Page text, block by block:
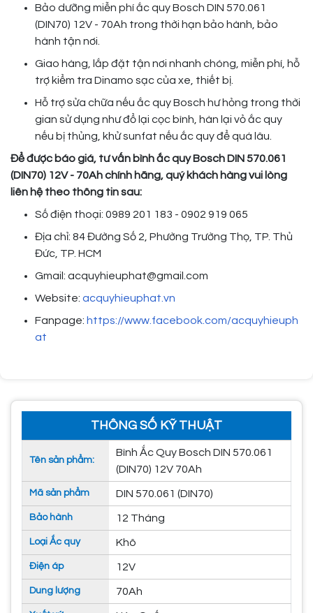
Bảo dưỡng miễn phí ắc quy Bosch DIN 570.061
(DIN70) 12V - 70Ah trong thời hạn bảo hành, bảo
hành tận nơi.
Giao hàng, lắp đặt tận nơi nhanh chóng, miễn phí, hỗ
trợ kiểm tra Dinamo sạc của xe, thiết bị.
Hỗ trợ sửa chữa nếu ắc quy Bosch hư hỏng trong thời
gian sử dụng như đổ lại cọc bình, hàn lại vỏ ắc quy
nếu bị thủng, khử sunfat nếu ắc quy để quá lâu.
Để được báo giá, tư vấn bình ắc quy Bosch DIN 570.061
(DIN70) 12V - 70Ah chính hãng, quý khách hàng vui lòng
liên hệ theo thông tin sau:
Số điện thoại: 0989 201 183 - 0902 919 065
Địa chỉ: 84 Đường Số 2, Phường Trường Thọ, TP. Thủ
Đức, TP. HCM
Gmail: acquyhieuphat@gmail.com
Website: acquyhieuphat.vn
Fanpage: https://www.facebook.com/acquyhieuph
at
THÔNG SỐ KỸ THUẬT
Tên sản phẩm:
Bình Ắc Quy Bosch DIN 570.061
(DIN70) 12V 70Ah
Mã sản phẩm DIN 570.061 (DIN70)
Bảo hành 12 Tháng
Loại Ắc quy Khô
Điện áp 12V
Dung lượng 70Ah